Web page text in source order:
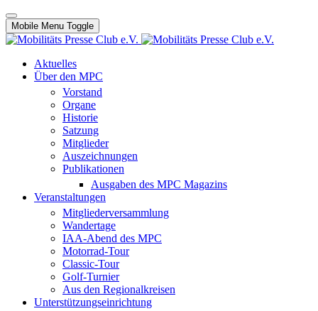
Mobile Menu Toggle
Aktuelles
Über den MPC
Vorstand
Organe
Historie
Satzung
Mitglieder
Auszeichnungen
Publikationen
Ausgaben des MPC Magazins
Veranstaltungen
Mitgliederversammlung
Wandertage
IAA-Abend des MPC
Motorrad-Tour
Classic-Tour
Golf-Turnier
Aus den Regionalkreisen
Unterstützungseinrichtung